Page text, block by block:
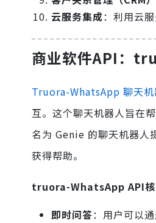
云服务集成：利用云
商业软件API：
Truora-WhatsApp 聊天机
互。这个聊天机器人旨在
名为 Genie 的聊天机器人
获得帮助。
truora-WhatsApp API核
即时问答：用户可以